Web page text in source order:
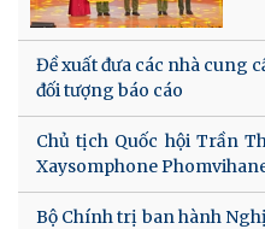
Đề xuất đưa các nhà cung
đối tượng báo cáo
Chủ tịch Quốc hội Trần
Xaysomphone
Bộ Chính trị ban hành